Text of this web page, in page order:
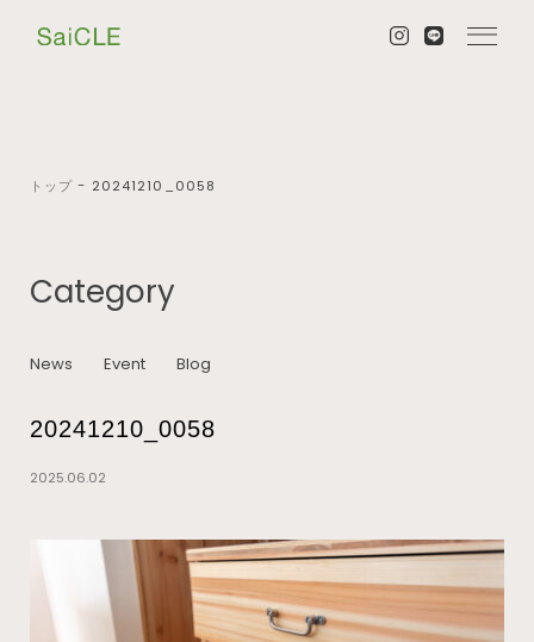
トップ − 20241210_0058
Category
News Event Blog
20241210_0058
2025.06.02